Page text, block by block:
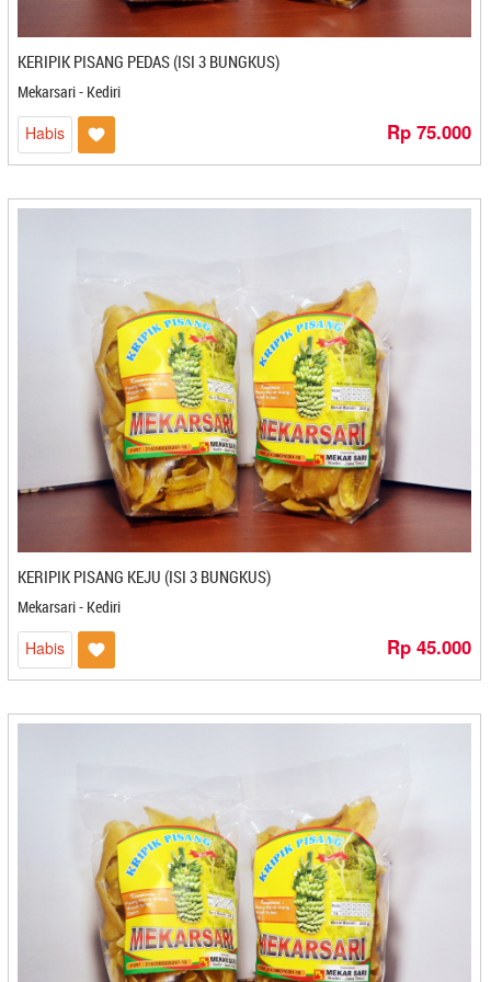
PO Oleh - Oleh Alezi - Cirebon
Podojoyo - Mojokerto
Pondok Mantau - Balikpapan
Primadona - Solo
Primarasa Food Industri - Kediri
PT Bandeng Juwana - Semarang
PT Brontoseno - Kediri
PT. Brata Adi Laksana - Bandung
PT. Surya Borneo Higienis - Banjarmasin
PT. Ukhuwah Itu Indah - Makasar
PT. Ukhuwah Itu Indah - Makassar
Pusat Oleh-Oleh Bakpia Jogja Kembali - Yogyakarta
Pusat Oleh-oleh Djoe - Semarang
Pussari - Banjarbaru
Puti Frozen Food - Padang
Putri Ayu - Bontang
Queen - Banjarmasin
Radja Sale - Tasikmalaya
Rahayu - Cilegon
Rahida Snack - Gorontalo
Raja - Bontang
Raja Patin - Medan
Randang Uni Dini - Payakumbuh
Raosflossroll - Purwakarta
Ratu Jengkol - Cilegon
RATU MIE KAKAP - Yogyakarta
Ratu Samban - Bengkulu
Rendang Amak Althaf - Medan
Rendang Asese - Padang
Rendang Auko - Yogyakarta
KERIPIK PISANG PEDAS (ISI 3 BUNGKUS)
Mekarsari - Kediri
Habis Rp 75.000
KERIPIK PISANG KEJU (ISI 3 BUNGKUS)
Mekarsari - Kediri
Habis Rp 45.000